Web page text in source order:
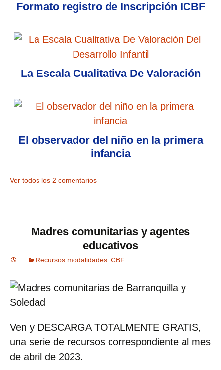
Formato registro de Inscripción ICBF
La Escala Cualitativa De Valoración
El observador del niño en la primera
infancia
Ver todos los 2 comentarios
Madres comunitarias y agentes
educativos
Recursos modalidades ICBF
Ven y DESCARGA TOTALMENTE GRATIS,
una serie de recursos correspondiente al mes
de abril de 2023.